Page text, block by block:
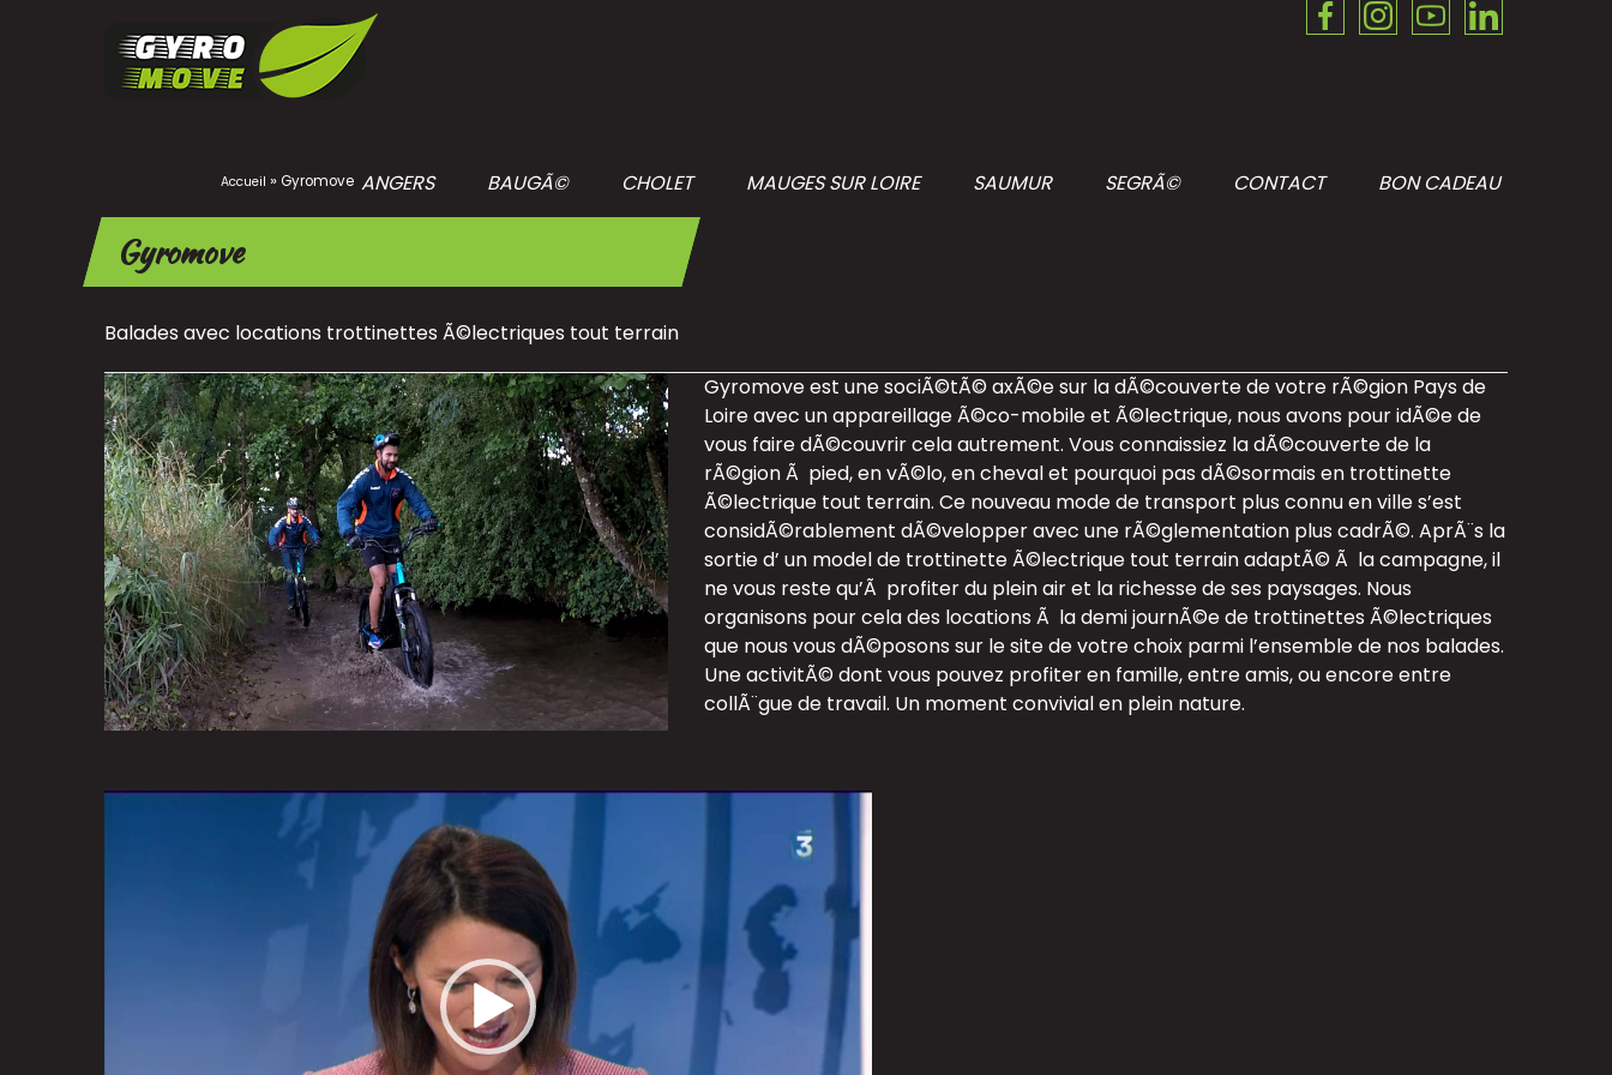
ANGERS BAUGÃ© CHOLET MAUGES SUR LOIRE SAUMUR SEGRÃ© CONTACT BON CADEAU
Accueil » Gyromove
Gyromove
Balades avec locations trottinettes Ã©lectriques tout terrain
Gyromove est une sociÃ©tÃ© axÃ©e sur la dÃ©couverte de votre rÃ©gion Pays de
Loire avec un appareillage Ã©co-mobile et Ã©lectrique, nous avons pour idÃ©e de
vous faire dÃ©couvrir cela autrement. Vous connaissiez la dÃ©couverte de la
rÃ©gion Ã pied, en vÃ©lo, en cheval et pourquoi pas dÃ©sormais en trottinette
Ã©lectrique tout terrain. Ce nouveau mode de transport plus connu en ville s’est
considÃ©rablement dÃ©velopper avec une rÃ©glementation plus cadrÃ©. AprÃ¨s la
sortie d’ un model de trottinette Ã©lectrique tout terrain adaptÃ© Ã la campagne, il
ne vous reste qu’Ã profiter du plein air et la richesse de ses paysages. Nous
organisons pour cela des locations Ã la demi journÃ©e de trottinettes Ã©lectriques
que nous vous dÃ©posons sur le site de votre choix parmi l’ensemble de nos balades.
Une activitÃ© dont vous pouvez profiter en famille, entre amis, ou encore entre
collÃ¨gue de travail. Un moment convivial en plein nature.
Lecteur